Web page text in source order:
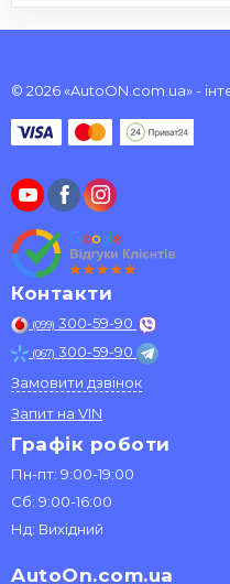
© 2026 «AutoON.com.ua» -
Контакти
(099) 300-59-90
(067) 300-59-90
Замовити дзвінок
Запит на VIN
Графік роботи
Пн-пт: 9:00-19:00
Сб: 9:00-16:00
Нд: Вихідний
AutoOn.com.ua